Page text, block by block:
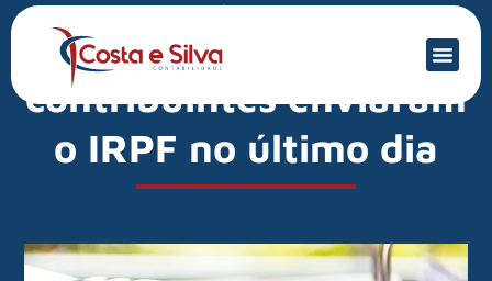
Mercado Financeiro
Quase 4 milhões de
contribuintes enviaram
o IRPF no último dia